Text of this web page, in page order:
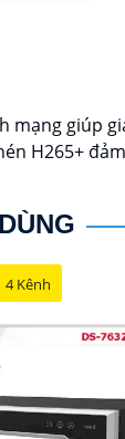
mạng giúp
H265+
4 Kênh